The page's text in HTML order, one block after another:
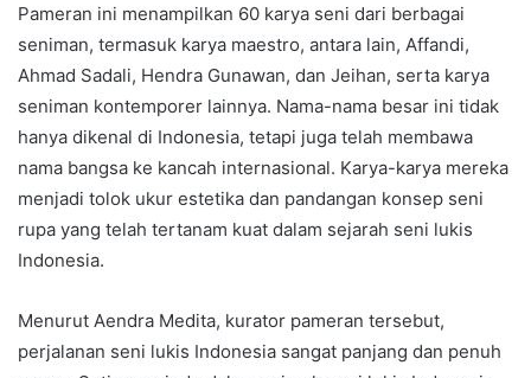
Pameran ini menampilkan 60 karya seni dari berbagai
seniman, termasuk karya maestro, antara lain, Affandi,
Ahmad Sadali, Hendra Gunawan, dan Jeihan, serta karya
seniman kontemporer lainnya. Nama-nama besar ini tidak
hanya dikenal di Indonesia, tetapi juga telah membawa
nama bangsa ke kancah internasional. Karya-karya mereka
menjadi tolok ukur estetika dan pandangan konsep seni
rupa yang telah tertanam kuat dalam sejarah seni lukis
Indonesia.
Menurut Aendra Medita, kurator pameran tersebut,
perjalanan seni lukis Indonesia sangat panjang dan penuh